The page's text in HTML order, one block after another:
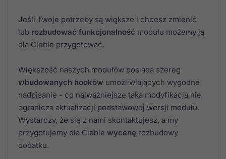
Jeśli Twoje potrzeby są większe i chcesz zmienić
lub rozbudować funkcjonalność modułu możemy ją
dla Ciebie przygotować.
Większość naszych modułów posiada szereg
wbudowanych hooków umożliwiających wygodne
nadpisanie - co najważniejsze taka modyfikacja nie
ogranicza aktualizacji podstawowej wersji modułu.
Wystarczy, że się z nami skontaktujesz, a my
przygotujemy dla Ciebie wycenę rozbudowy
dodatku.